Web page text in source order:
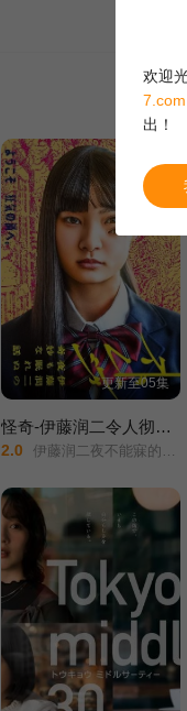
更新至05集
怪奇-伊藤润二令人彻夜难眠的奇异故事－
2.0 伊藤润二夜不能寐的奇妙故事/
欢迎
7.com
出！